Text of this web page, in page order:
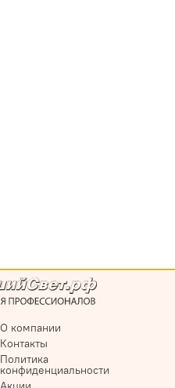
О компании
Контакты
Политика
конфиденциальности